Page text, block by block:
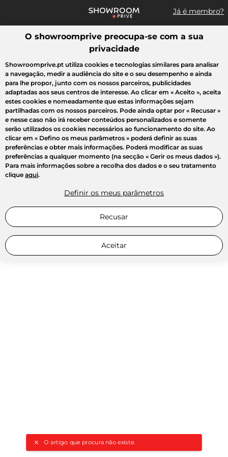
Já é membro?
Pesquisar uma marca, um artigo, uma venda...
O artigo que procura não existe.
Todas as vendas Moda Desporto Casa Criança Beleza
O showroomprive preocupa-se com a sua
privacidade
Showroomprive.pt utiliza cookies e tecnologias similares para analisar
a navegação, medir a audiência do site e o seu desempenho e ainda
para lhe propor, junto com os nossos parceiros, publicidades
adaptadas aos seus centros de interesse. Ao clicar em « Aceito », aceita
estes cookies e nomeadamente que estas informações sejam
partilhadas com os nossos parceiros. Pode ainda optar por « Recusar »
e nesse caso não irá receber conteúdos personalizados e somente
serão utilizados os cookies necessários ao funcionamento do site. Ao
clicar em « Defino os meus parâmetros » poderá definir as suas
preferências e obter mais informações. Poderá modificar as suas
preferências a qualquer momento (na secção « Gerir os meus dados »).
Para mais informações sobre a recolha dos dados e o seu tratamento
clique aqui.
Definir os meus parâmetros
Recusar
Aceitar